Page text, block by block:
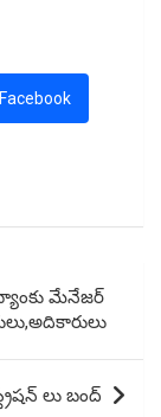
Facebook
మేనేజర్
లు బంద్